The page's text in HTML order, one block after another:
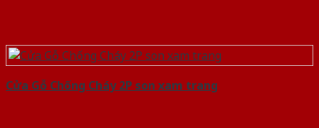
Cửa Gỗ Chống Cháy 2P son xam trang